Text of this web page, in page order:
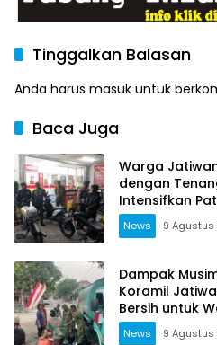
Tinggalkan Balasan
Anda harus masuk untuk
Baca Juga
Warga
dengan
Intensifkan
News 9
Dampak
Koramil
Bersih untuk
News 9